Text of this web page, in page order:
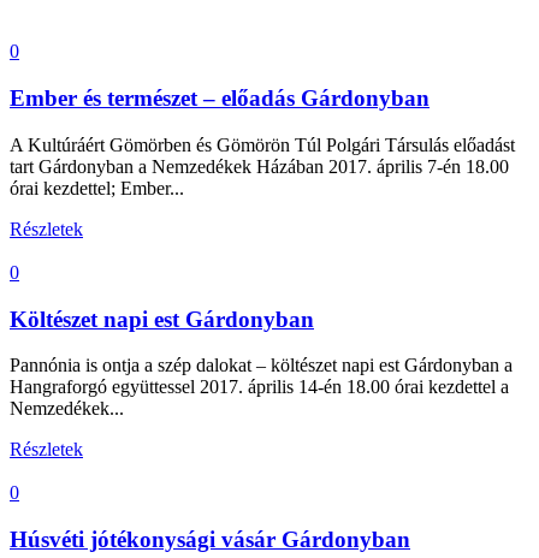
0
Ember és természet – előadás Gárdonyban
A Kultúráért Gömörben és Gömörön Túl Polgári Társulás előadást
tart Gárdonyban a Nemzedékek Házában 2017. április 7-én 18.00
órai kezdettel; Ember...
Részletek
0
Költészet napi est Gárdonyban
Pannónia is ontja a szép dalokat – költészet napi est Gárdonyban a
Hangraforgó együttessel 2017. április 14-én 18.00 órai kezdettel a
Nemzedékek...
Részletek
0
Húsvéti jótékonysági vásár Gárdonyban